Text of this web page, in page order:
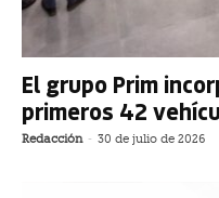
El grupo Prim
primeros 42
Redacción - 30 de julio de 2026